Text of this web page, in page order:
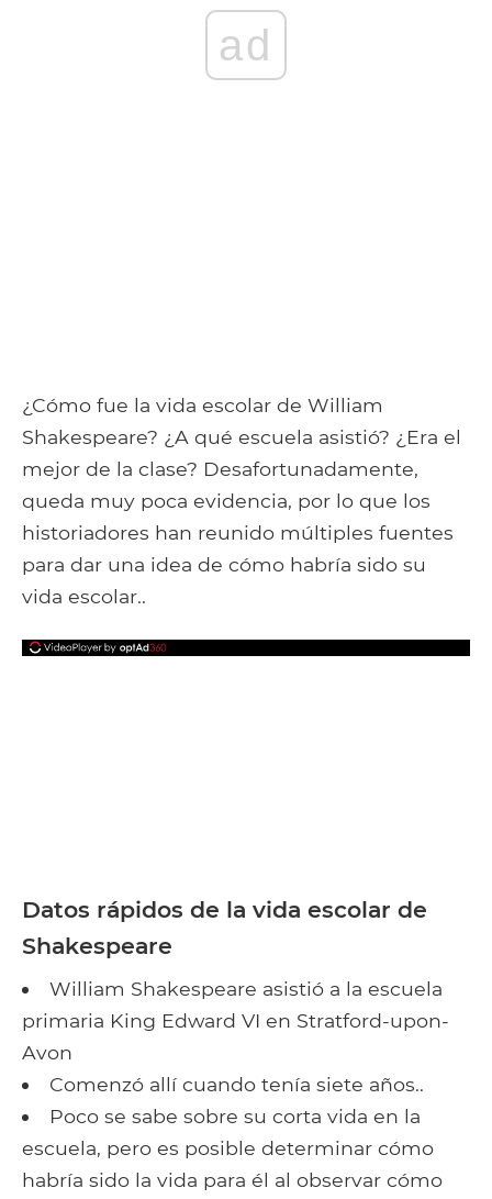
ad
¿Cómo fue la vida escolar de William
Shakespeare? ¿A qué escuela asistió? ¿Era el
mejor de la clase? Desafortunadamente,
queda muy poca evidencia, por lo que los
historiadores han reunido múltiples fuentes
para dar una idea de cómo habría sido su
vida escolar..
Datos rápidos de la vida escolar de
Shakespeare
William Shakespeare asistió a la escuela
primaria King Edward VI en Stratford-upon-
Avon
Comenzó allí cuando tenía siete años..
Poco se sabe sobre su corta vida en la
escuela, pero es posible determinar cómo
habría sido la vida para él al observar cómo